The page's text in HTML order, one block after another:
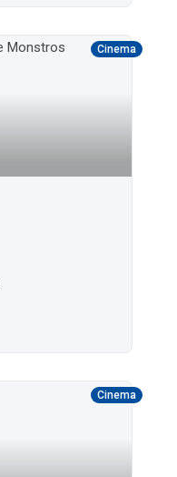
Cinema
Cinema